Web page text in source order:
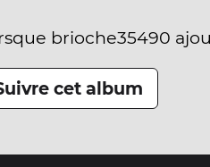
brioche35490
cet album